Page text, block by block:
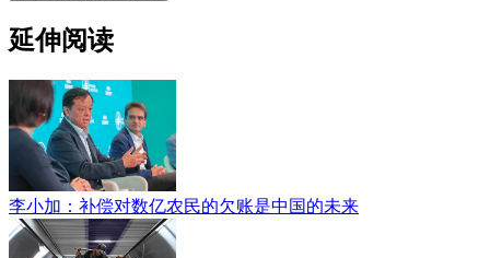
延伸阅读
李小加：补偿对数亿农民的欠账是中国的未来